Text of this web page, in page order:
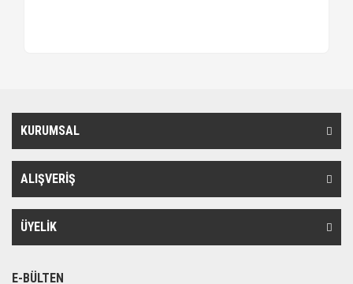
KURUMSAL
ALIŞVERİŞ
ÜYELİK
E-BÜLTEN